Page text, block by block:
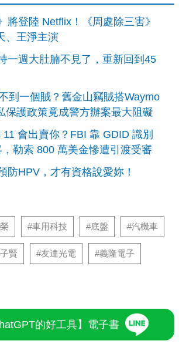
將登陸 Netflix！《周處除三害》
、王淨主演
一週大肚腩不見了，重新回到45
到一個賊？舊金山竊賊搭Waymo
保護政策竟成警方辦案最大阻礙
會出賣你？FBI 靠 GDID 識別
勒索 800 萬美金慘遭引渡受審
防HPV，才有資格說愛妳！
#車用科技 #底盤 #汽機車
賢 #友達光電 #義隆電子
的好工具】電子書